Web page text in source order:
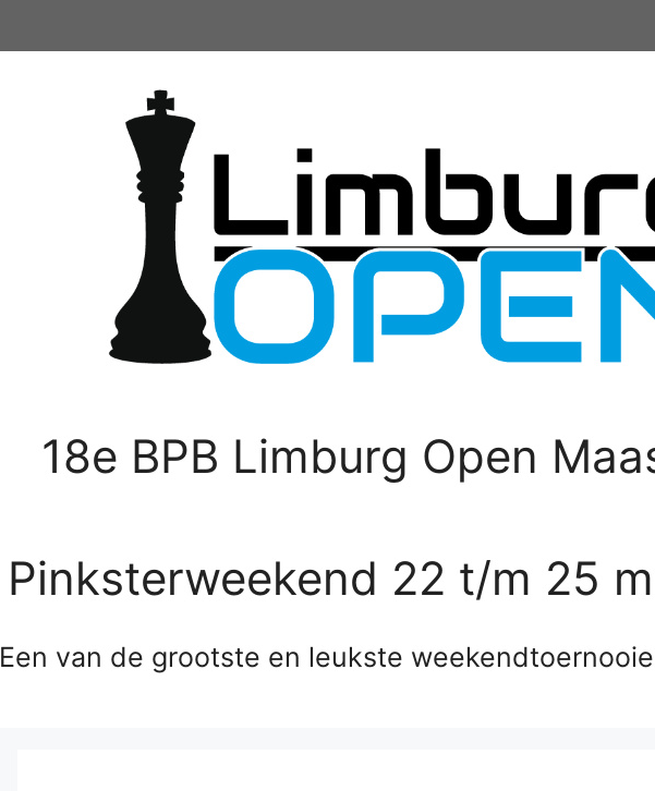
18e BPB Limburg Open
Pinksterweekend 22 t/m 25
Een van de grootste en leukste